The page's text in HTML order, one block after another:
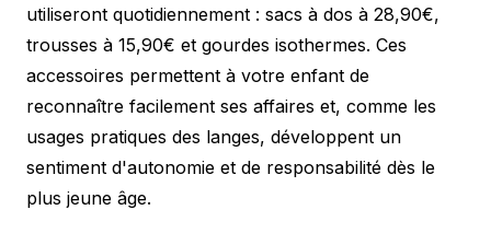
utiliseront quotidiennement : sacs à dos à 28,90€,
trousses à 15,90€ et gourdes isothermes. Ces
accessoires permettent à votre enfant de
reconnaître facilement ses affaires et, comme les
usages pratiques des langes, développent un
sentiment d'autonomie et de responsabilité dès le
plus jeune âge.